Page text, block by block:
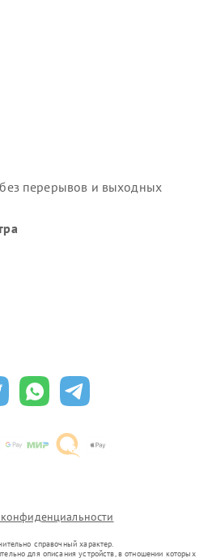
перерывов и выходных
справочный характер.
для описания устройств, в отношении которых